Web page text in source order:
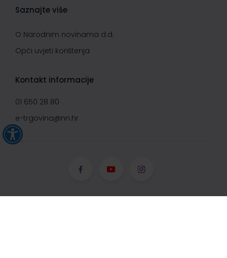
Saznajte više
O Narodnim novinama d.d.
Opći uvjeti korištenja
Kontakt informacije
01 650 28 80
e-trgovina@nn.hr